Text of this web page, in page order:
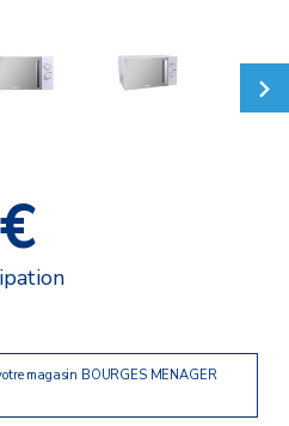
magasin BOURGES MENAGER